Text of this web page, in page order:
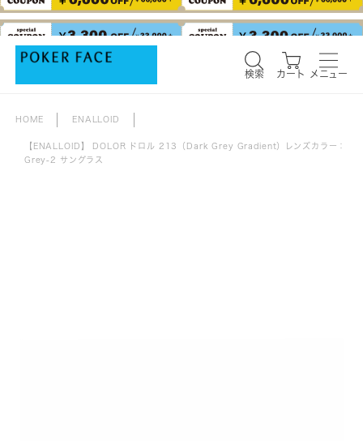
検索 カート メニュー
検索 カート メニュー
HOME ENALLOID
【ENALLOID】 DOLOR ドロル 213（Dark Grey Gradient）レンズカラー：
Grey-2 サングラス